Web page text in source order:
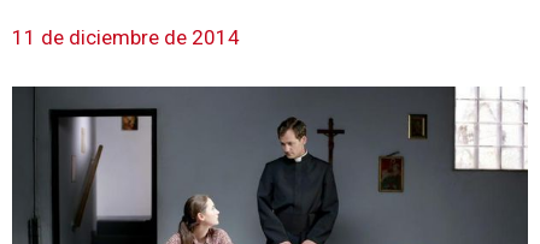
11 de diciembre de 2014